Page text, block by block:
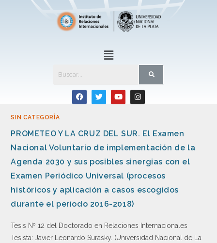
SIN CATEGORÍA
PROMETEO Y LA CRUZ DEL SUR. El Examen
Nacional Voluntario de implementación de la
Agenda 2030 y sus posibles sinergias con el
Examen Periódico Universal (procesos
históricos y aplicación a casos escogidos
durante el período 2016-2018)
Tesis Nº 12 del Doctorado en Relaciones Internacionales
Tesista: Javier Leonardo Surasky. (Universidad Nacional de La